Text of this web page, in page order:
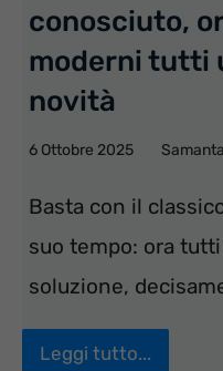
conosciuto,
moderni tutti
novità
6 Ottobre 2025
Basta con il
suo tempo: ora
soluzione,
Leggi tutto...